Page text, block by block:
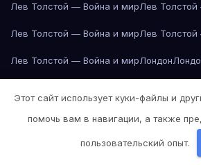
Лев Толстой — Война и мирЛев
Лев Толстой — Война и мирЛев
Лев Толстой — Война и мирЛондон
Лос-АнджелесЛос-
Этот сайт использует куки-файлы и
помочь вам в навигации, а также
пользовательский опыт.